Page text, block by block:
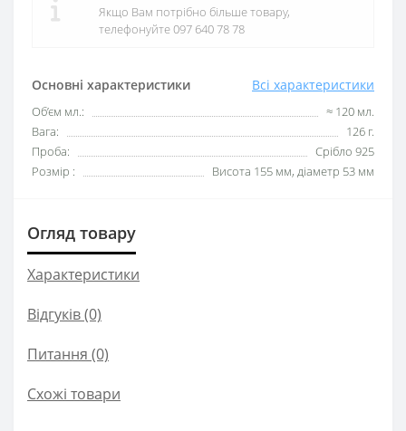
Основні характеристики Всі характеристики
Об’єм мл.:
≈ 120 мл.
Вага:
126 г.
Проба:
Срібло 925
Розмір :
Висота 155 мм, діаметр 53 мм
Якщо Вам потрібно більше товару,
телефонуйте 097 640 78 78
Огляд товару
Характеристики
Відгуків (0)
Питання (0)
Схожі товари